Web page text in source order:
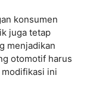
konsumen
juga tetap
menjadikan
otomotif harus
ini